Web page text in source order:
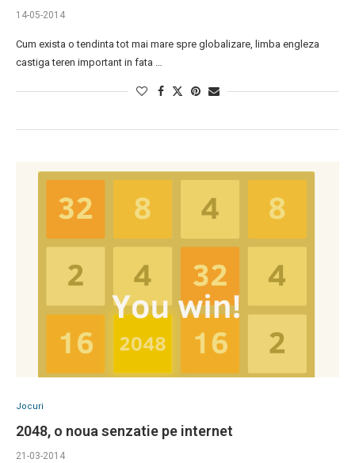
14-05-2014
Cum exista o tendinta tot mai mare spre globalizare, limba engleza
castiga teren important in fata …
Jocuri
2048, o noua senzatie pe internet
21-03-2014